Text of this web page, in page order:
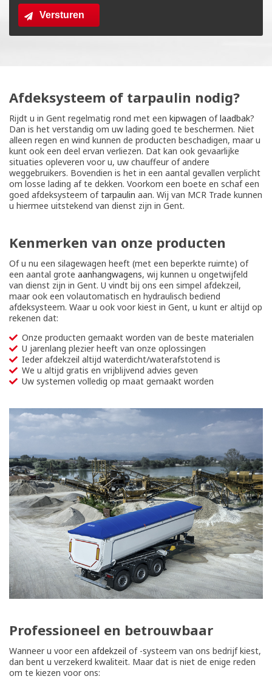
veld
leeg
Versturen
Afdeksysteem of tarpaulin nodig?
Rijdt u in Gent regelmatig rond met een kipwagen oflaadbak?
Dan is het verstandig om uw lading goed te beschermen. Niet
alleen regen en wind kunnen de producten beschadigen, maar u
kunt ook een deel ervan verliezen. Dat kan ook gevaarlijke
situaties opleveren voor u, uw chauffeur of andere
weggebruikers. Bovendien is het in een aantal gevallen verplicht
om losse lading af te dekken. Voorkom een boete en schaf een
goed afdeksysteem oftarpaulin aan. Wij van MCR Trade kunnen
u hiermee uitstekend van dienst zijn in Gent.
Kenmerken van onze producten
Of u nu een silagewagen heeft (met een beperkte ruimte) of
een aantal grote aanhangwagens, wij kunnen u ongetwijfeld
van dienst zijn in Gent. U vindt bij ons een simpel afdekzeil,
maar ook een volautomatisch en hydraulisch bediend
afdeksysteem. Waar u ook voor kiest in Gent, u kunt er altijd op
rekenen dat:
Onze producten gemaakt worden van de beste materialen
U jarenlang plezier heeft van onze oplossingen
Ieder afdekzeil altijd waterdicht/waterafstotend is
We u altijd gratis en vrijblijvend advies geven
Uw systemen volledig op maat gemaakt worden
Professioneel en betrouwbaar
Wanneer u voor een afdekzeil of -systeem van ons bedrijf kiest,
dan bent u verzekerd kwaliteit. Maar dat is niet de enige reden
om te kiezen voor ons: